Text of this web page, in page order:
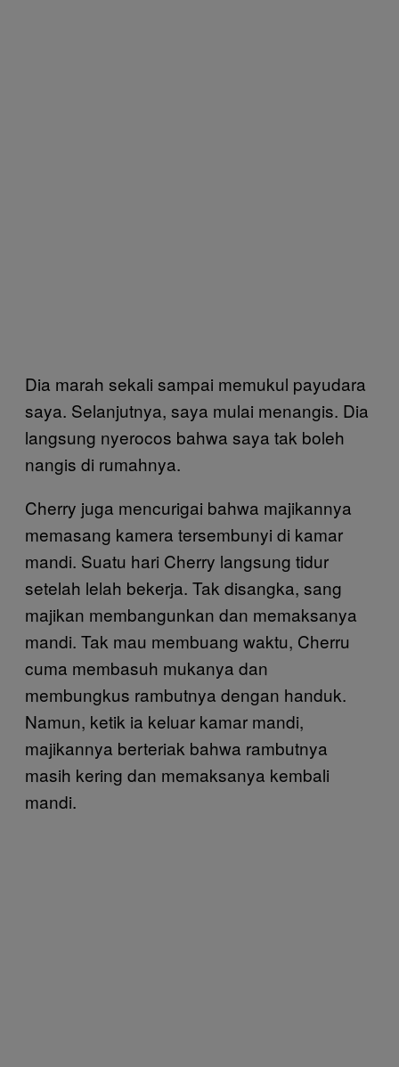
Dia marah sekali sampai memukul payudara
saya. Selanjutnya, saya mulai menangis. Dia
langsung nyerocos bahwa saya tak boleh
nangis di rumahnya.
Cherry juga mencurigai bahwa majikannya
memasang kamera tersembunyi di kamar
mandi. Suatu hari Cherry langsung tidur
setelah lelah bekerja. Tak disangka, sang
majikan membangunkan dan memaksanya
mandi. Tak mau membuang waktu, Cherru
cuma membasuh mukanya dan
membungkus rambutnya dengan handuk.
Namun, ketik ia keluar kamar mandi,
majikannya berteriak bahwa rambutnya
masih kering dan memaksanya kembali
mandi.